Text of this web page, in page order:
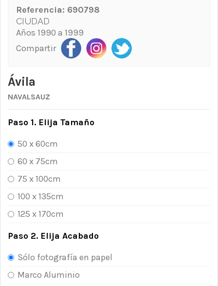
Referencia: 690798
CIUDAD
Años 1990 a 1999
Compartir
Ávila
NAVALSAUZ
Paso 1. Elija Tamaño
50 x 60cm
60 x 75cm
75 x 100cm
100 x 135cm
125 x 170cm
Paso 2. Elija Acabado
Sólo fotografía en papel
Marco Aluminio